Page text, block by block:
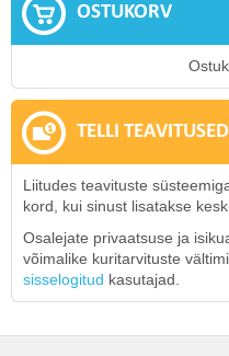
OSTUKORV
TELLI TEAVITUSED
Liitudes teavituste
kord, kui sinust lisatakse
Osalejate privaatsuse ja
võimalike kuritarvituste
sisselogitud kasutajad.